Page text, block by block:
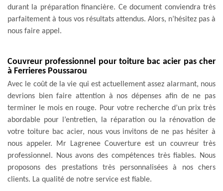
durant la préparation financière. Ce document conviendra très
parfaitement à tous vos résultats attendus. Alors, n’hésitez pas à
nous faire appel.
Couvreur professionnel pour toiture bac acier pas cher
à Ferrieres Poussarou
Avec le coût de la vie qui est actuellement assez alarmant, nous
devrions bien faire attention à nos dépenses afin de ne pas
terminer le mois en rouge. Pour votre recherche d’un prix très
abordable pour l’entretien, la réparation ou la rénovation de
votre toiture bac acier, nous vous invitons de ne pas hésiter à
nous appeler. Mr Lagrenee Couverture est un couvreur très
professionnel. Nous avons des compétences très fiables. Nous
proposons des prestations très personnalisées à nos chers
clients. La qualité de notre service est fiable.